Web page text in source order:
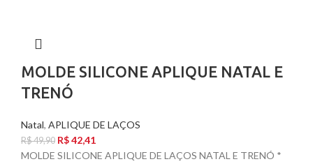
MOLDE SILICONE APLIQUE NATAL E
TRENÓ
Natal, APLIQUE DE LAÇOS
R$49,90 R$42,41
MOLDE SILICONE APLIQUE DE LAÇOS NATAL E TRENÓ *